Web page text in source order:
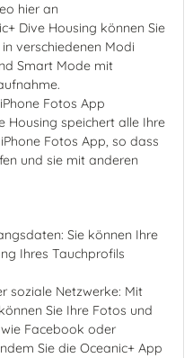
hier an
Dive Housing können Sie
verschiedenen Modi
Smart Mode mit
Fotos App
Housing speichert alle Ihre
Fotos App, so dass
und sie mit anderen
Sie können Ihre
Ihres Tauchprofils
soziale Netzwerke: Mit
Sie Ihre Fotos und
Facebook oder
Sie die Oceanic+ App